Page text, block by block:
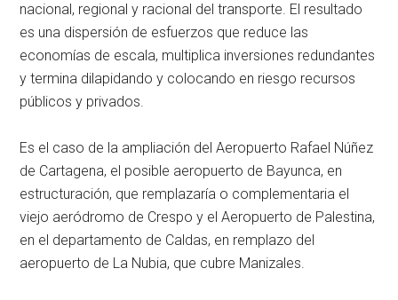
nacional, regional y racional del transporte. El resultado
es una dispersión de esfuerzos que reduce las
economías de escala, multiplica inversiones redundantes
y termina dilapidando y colocando en riesgo recursos
públicos y privados.
Es el caso de la ampliación del Aeropuerto Rafael Núñez
de Cartagena, el posible aeropuerto de Bayunca, en
estructuración, que remplazaría o complementaria el
viejo aeródromo de Crespo y el Aeropuerto de Palestina,
en el departamento de Caldas, en remplazo del
aeropuerto de La Nubia, que cubre Manizales.